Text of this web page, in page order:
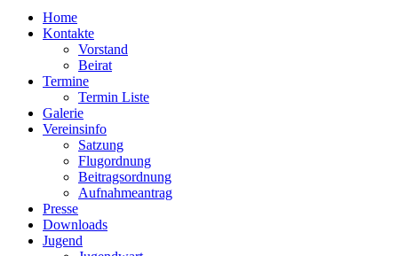
Home
Kontakte
Vorstand
Beirat
Termine
Termin Liste
Galerie
Vereinsinfo
Satzung
Flugordnung
Beitragsordnung
Aufnahmeantrag
Presse
Downloads
Jugend